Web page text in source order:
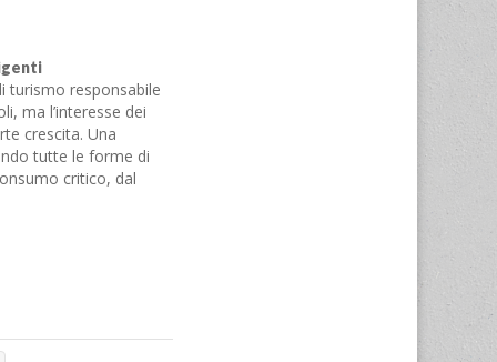
turismo responsabile
ma l’interesse dei
crescita. Una
tutte le forme di
critico, dal